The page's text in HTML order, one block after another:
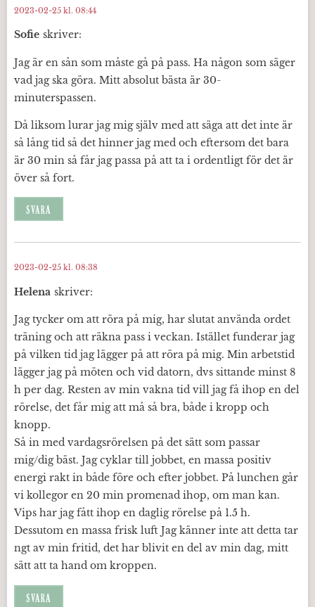
Sofie skriver:
2023-02-25 kl. 08:44
Jag är en sån som måste gå på pass. Ha någon som säger
vad jag ska göra. Mitt absolut bästa är 30-
minuterspassen.
Då liksom lurar jag mig själv med att säga att det inte är
så lång tid så det hinner jag med och eftersom det bara
är 30 min så får jag passa på att ta i ordentligt för det är
över så fort.
SVARA
Helena skriver:
2023-02-25 kl. 08:38
Jag tycker om att röra på mig, har slutat använda ordet
träning och att räkna pass i veckan. Istället funderar jag
på vilken tid jag lägger på att röra på mig. Min arbetstid
lägger jag på möten och vid datorn, dvs sittande minst 8
h per dag. Resten av min vakna tid vill jag få ihop en del
rörelse, det får mig att må så bra, både i kropp och
knopp.
Så in med vardagsrörelsen på det sätt som passar
mig/dig bäst. Jag cyklar till jobbet, en massa positiv
energi rakt in både före och efter jobbet. På lunchen går
vi kollegor en 20 min promenad ihop, om man kan.
Vips har jag fått ihop en daglig rörelse på 1.5 h.
Dessutom en massa frisk luft Jag känner inte att detta tar
ngt av min fritid, det har blivit en del av min dag, mitt
sätt att ta hand om kroppen.
SVARA